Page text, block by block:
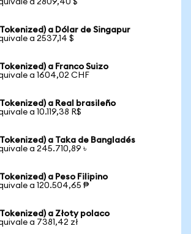
a 2809,40 $
a Dólar de Singapur
a 2537,14 $
a Franco Suizo
a 1604,02 CHF
a Real brasileño
a 10.119,38 R$
a Taka de Bangladés
a 245.710,89 ৳
a Peso Filipino
a 120.504,65 ₱
a Złoty polaco
a 7381,42 zł